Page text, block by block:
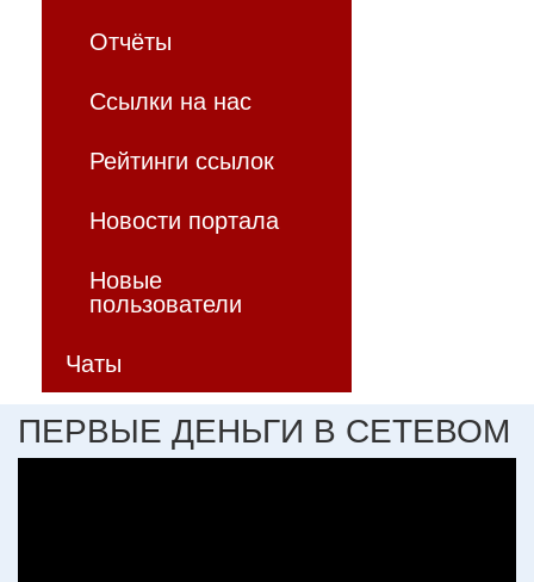
Отчёты
Ссылки на нас
Рейтинги ссылок
Новости портала
Новые
пользователи
Чаты
ПЕРВЫЕ ДЕНЬГИ В СЕТЕВОМ